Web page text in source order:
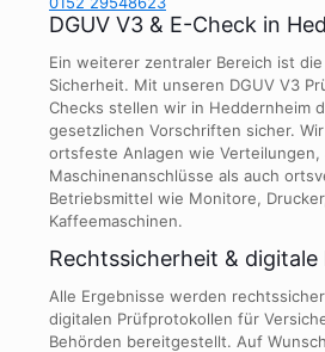
DGUV V3 & E-Check in
Ein weiterer zentraler Bereich ist
Sicherheit. Mit unseren DGUV V3
Checks stellen wir in Heddernheim
gesetzlichen Vorschriften sicher.
ortsfeste Anlagen wie
Maschinenanschlüsse als auch
Betriebsmittel wie Monitore,
Kaffeemaschinen.
Rechtssicherheit &
Alle Ergebnisse werden
digitalen Prüfprotokollen für
Behörden bereitgestellt. Auf